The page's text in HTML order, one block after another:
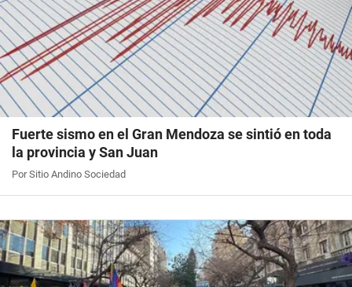
Fuerte sismo en el Gran Mendoza se sintió en toda
la provincia y San Juan
Por Sitio Andino Sociedad